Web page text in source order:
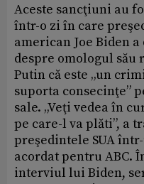
Aceste sancţiuni au
într-o zi în care
american Joe Biden
despre omologul său
Putin că este „un
suporta consecinţe”
sale. „Veţi vedea în
pe care-l va plăti”, a
preşedintele SUA
acordat pentru ABC.
interviul lui Biden,